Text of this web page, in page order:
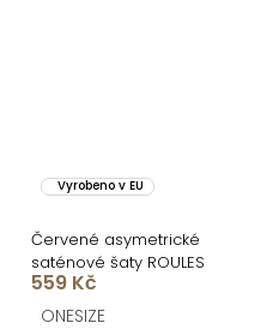
Vyrobeno v EU
Červené asymetrické
saténové šaty ROULES
559 Kč
ONESIZE